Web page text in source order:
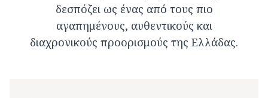
δεσπόζει ως ένας από τους πιο
αγαπημένους, αυθεντικούς και
διαχρονικούς προορισμούς της Ελλάδας.